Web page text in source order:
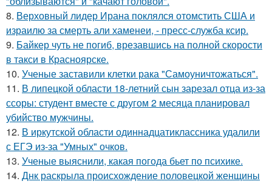
8. Верховный лидер Ирана поклялся отомстить США и
израилю за смерть али хаменеи, - пресс-служба ксир.
9. Байкер чуть не погиб, врезавшись на полной скорости
в такси в Красноярске.
10. Ученые заставили клетки рака "Самоуничтожаться".
11. В липецкой области 18-летний сын зарезал отца из-за
ссоры: студент вместе с другом 2 месяца планировал
убийство мужчины.
12. В иркутской области одиннадцатиклассника удалили
с ЕГЭ из-за "Умных" очков.
13. Ученые выяснили, какая погода бьет по психике.
14. Днк раскрыла происхождение половецкой женщины